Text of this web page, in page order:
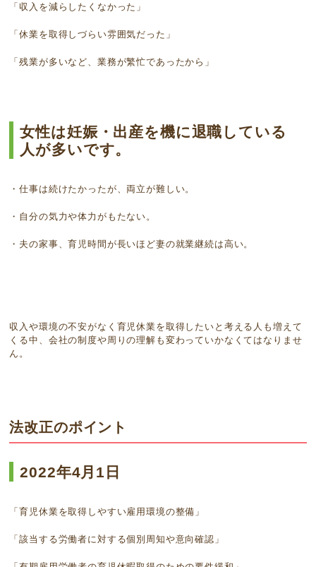
「収入を減らしたくなかった」
「休業を取得しづらい雰囲気だった」
「残業が多いなど、業務が繁忙であったから」
女性は妊娠・出産を機に退職している
人が多いです。
・仕事は続けたかったが、両立が難しい。
・自分の気力や体力がもたない。
・夫の家事、育児時間が長いほど妻の就業継続は高い。
収入や環境の不安がなく育児休業を取得したいと考える人も増えて
くる中、会社の制度や周りの理解も変わっていかなくてはなりませ
ん。
法改正のポイント
2022年4月1日
「育児休業を取得しやすい雇用環境の整備」
「該当する労働者に対する個別周知や意向確認」